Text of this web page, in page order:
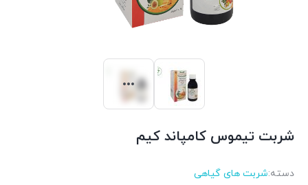
شربت تیموس کامپاند کیم
دسته:شربت های گیاهی